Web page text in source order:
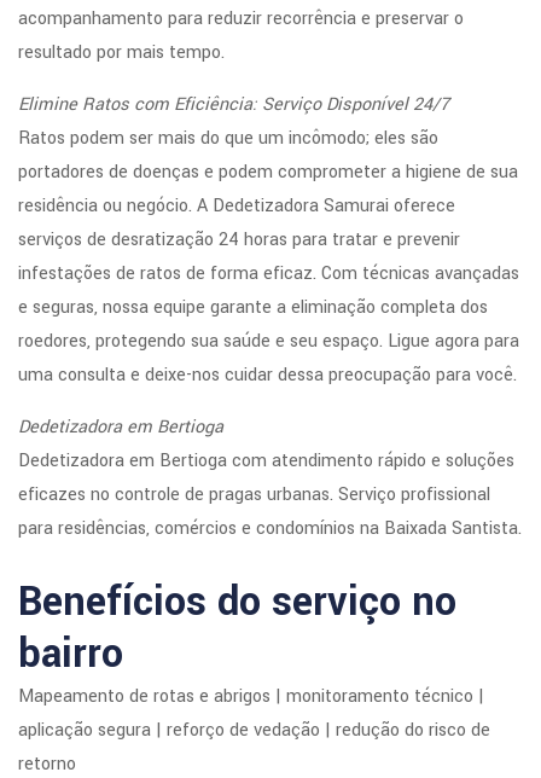
acompanhamento para reduzir recorrência e preservar o
resultado por mais tempo.
Elimine Ratos com Eficiência: Serviço Disponível 24/7
Ratos podem ser mais do que um incômodo; eles são
portadores de doenças e podem comprometer a higiene de sua
residência ou negócio. A Dedetizadora Samurai oferece
serviços de desratização 24 horas para tratar e prevenir
infestações de ratos de forma eficaz. Com técnicas avançadas
e seguras, nossa equipe garante a eliminação completa dos
roedores, protegendo sua saúde e seu espaço. Ligue agora para
uma consulta e deixe-nos cuidar dessa preocupação para você.
Dedetizadora em Bertioga
Dedetizadora em Bertioga com atendimento rápido e soluções
eficazes no controle de pragas urbanas. Serviço profissional
para residências, comércios e condomínios na Baixada Santista.
Benefícios do serviço no
bairro
Mapeamento de rotas e abrigos | monitoramento técnico |
aplicação segura | reforço de vedação | redução do risco de
retorno